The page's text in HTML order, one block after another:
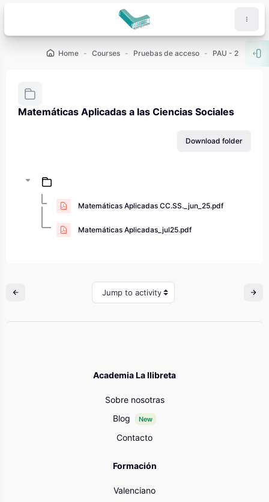
Home Courses Pruebas de acceso PAU - 2º de
Matemáticas Aplicadas a las Ciencias Sociales
Download folder
Matemáticas Aplicadas CC.SS._jun_25.pdf
Matemáticas Aplicadas_jul25.pdf
Jump to activity
Academia La llibreta
Sobre nosotras
Blog
New
Contacto
Formación
Valenciano